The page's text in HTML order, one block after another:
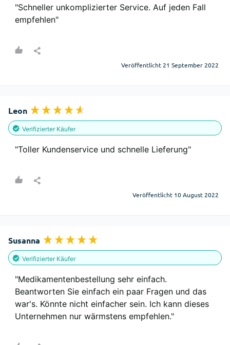
"Schneller unkomplizierter Service. Auf jeden Fall
empfehlen"
Veröffentlicht 21 September 2022
Leon
Verifizierter Käufer
"Toller Kundenservice und schnelle Lieferung"
Veröffentlicht 10 August 2022
Susanna
Verifizierter Käufer
"Medikamentenbestellung sehr einfach.
Beantworten Sie einfach ein paar Fragen und das
war's. Könnte nicht einfacher sein. Ich kann dieses
Unternehmen nur wärmstens empfehlen."